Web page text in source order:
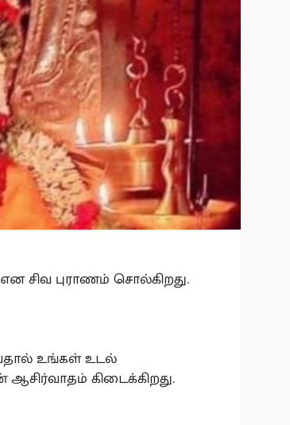
புராணம் சொல்கிறது.
உங்கள் உடல்
ஆசிர்வாதம் கிடைக்கிறது.